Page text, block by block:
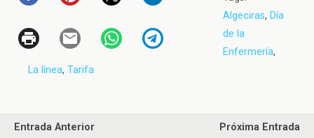
Algeciras, Día
de la
Enfermería,
La línea, Tarifa
Entrada Anterior
Próxima Entrada